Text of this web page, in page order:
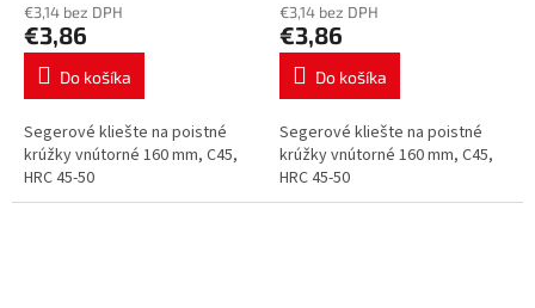
€3,14 bez DPH
€3,86
Do košíka
Segerové kliešte na poistné
krúžky vnútorné 160 mm, C45,
HRC 45-50
€3,14 bez DPH
€3,86
Do košíka
Segerové kliešte na poistné
krúžky vnútorné 160 mm, C45,
HRC 45-50